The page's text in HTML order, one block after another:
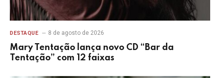
DESTAQUE 8 de agosto de 2026
Mary Tentação lança novo CD “Bar da
Tentação” com 12 faixas